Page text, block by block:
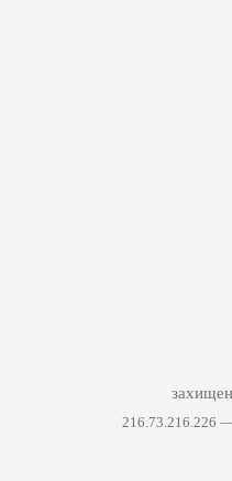
216.73.216.226